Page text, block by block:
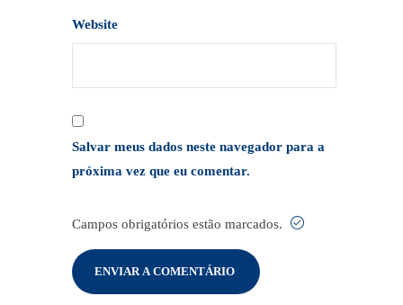
Website
Salvar meus dados neste navegador para a
próxima vez que eu comentar.
Campos obrigatórios estão marcados.